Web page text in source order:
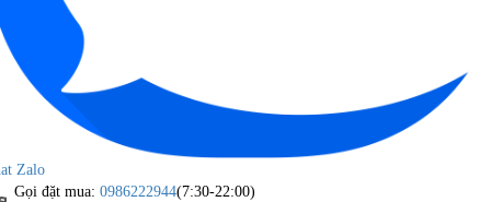
Zalo
Gọi đặt mua: 0986222944(7:30-22:00)